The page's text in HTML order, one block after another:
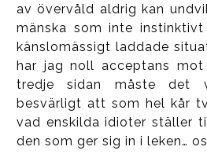
av övervåld aldrig kan
mänska som inte
känslomässigt laddade
har jag noll acceptans
tredje sidan måste det
besvärligt att som hel kår
vad enskilda idioter ställer
den som ger sig in i leken…